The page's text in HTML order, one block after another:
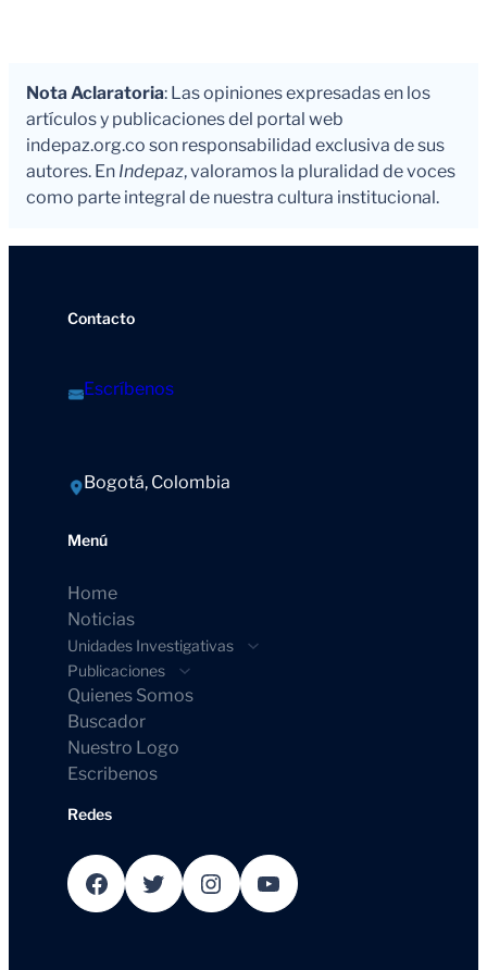
Nota Aclaratoria: Las opiniones expresadas en los
artículos y publicaciones del portal web
indepaz.org.co son responsabilidad exclusiva de sus
autores. En Indepaz, valoramos la pluralidad de voces
como parte integral de nuestra cultura institucional.
Contacto
Escríbenos
Bogotá, Colombia
Menú
Home
Noticias
Unidades Investigativas
Publicaciones
Quienes Somos
Buscador
Nuestro Logo
Escribenos
Redes
Facebook Twitter Instagram YouTube